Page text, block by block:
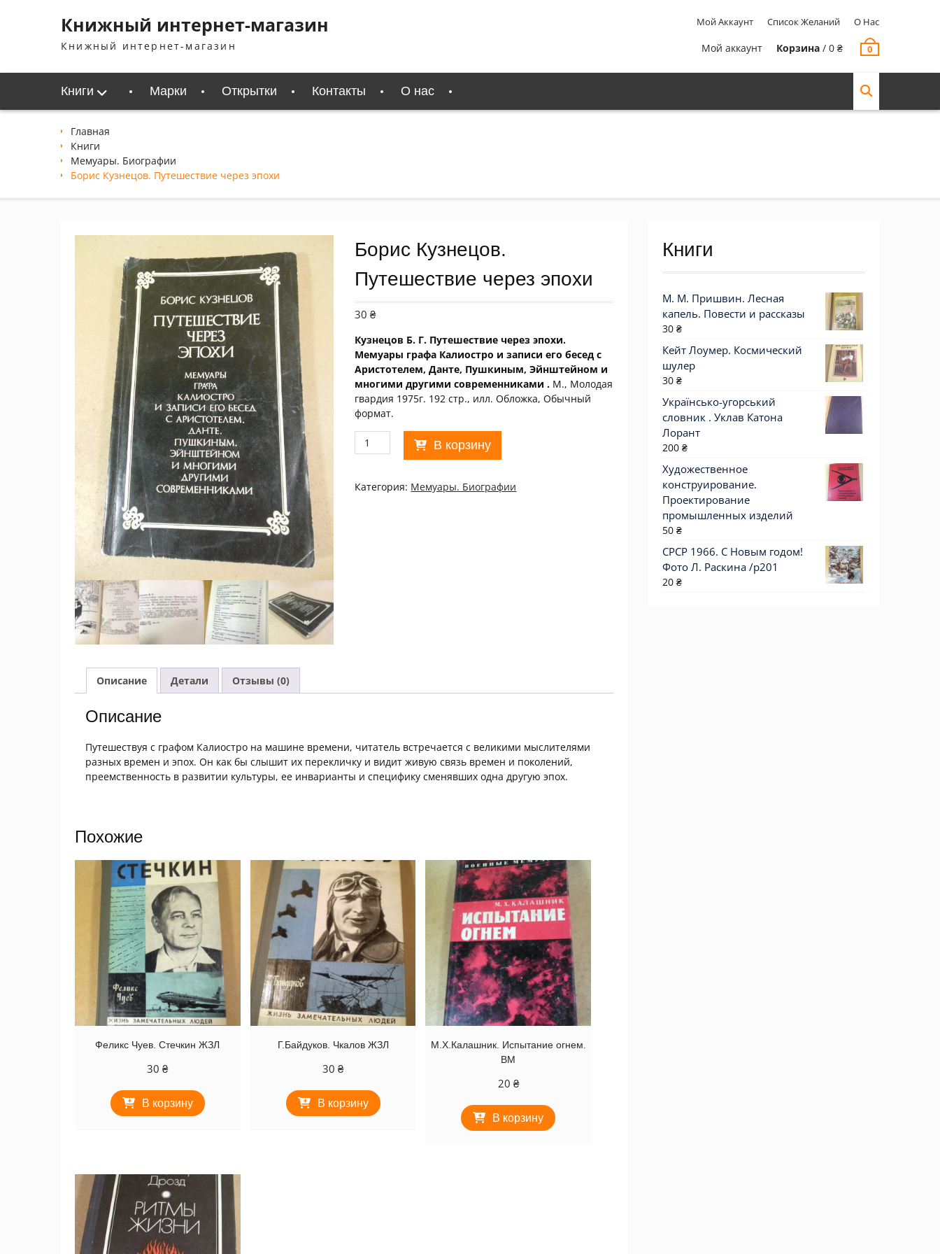
содержимомуКнижный интернет-магазин
Книжный интернет-магазин
Мой Аккаунт Список Желаний О Нас
Мой аккаунт Корзина / 0 ₴ 0
Книги Марки Открытки Контакты О нас
Главная
Книги
Мемуары. Биографии
Борис Кузнецов. Путешествие через эпохи
Борис Кузнецов.
Путешествие через эпохи
30₴
Кузнецов Б. Г. Путешествие через эпохи.
Мемуары графа Калиостро и записи его бесед с
Аристотелем, Данте, Пушкиным, Эйнштейном и
многими другими современниками . М., Молодая
гвардия 1975г. 192 стр., илл. Обложка, Обычный
формат.
Количество
товара
Кузнецов.
Путешествие
В корзину
Категория: Мемуары. Биографии
Описание Детали Отзывы (0)
Описание
Путешествуя с графом Калиостро на машине времени, читатель встречается с великими мыслителями
разных времен и эпох. Он как бы слышит их перекличку и видит живую связь времен и поколений,
преемственность в развитии культуры, ее инварианты и специфику сменявших одна другую эпох.
Похожие
Феликс Чуев. Стечкин ЖЗЛ
30₴
В корзину
Г.Байдуков. Чкалов ЖЗЛ
30 ₴
В корзину
М.Х.Калашник. Испытание огнем.
ВМ
20 ₴
В корзину
Книги
М. М. Пришвин. Лесная
капель. Повести и рассказы
30 ₴
Кейт Лоумер. Космический
шулер
30 ₴
Українсько-угорський
словник . Уклав Катона
Лорант
200 ₴
Художественное
конструирование.
Проектирование
промышленных изделий
50 ₴
СРСР 1966. С Новым годом!
Фото Л. Раскина /р201
20 ₴